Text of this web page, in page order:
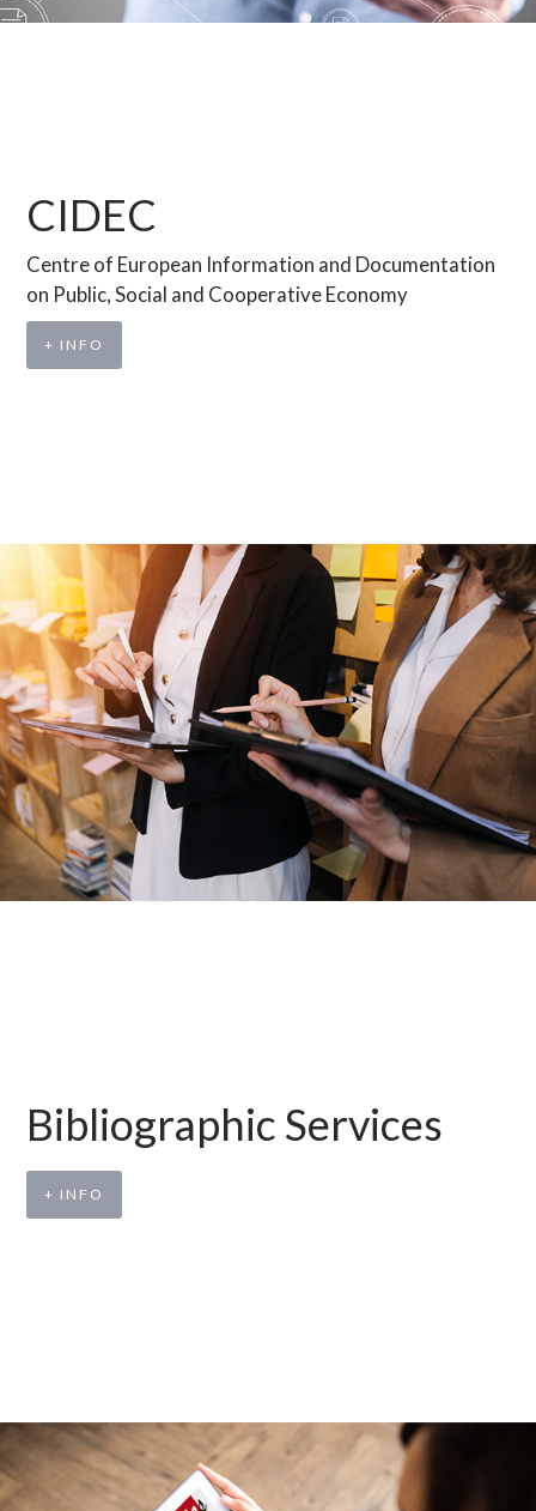
CIDEC
Centre of European Information and Documentation
on Public, Social and Cooperative Economy
+ INFO
Bibliographic Services
+ INFO